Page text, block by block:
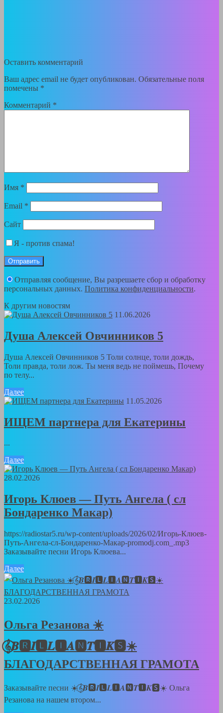
Оставить комментарий
Ваш адрес email не будет опубликован. Обязательные поля
помечены *
Комментарий *
Имя *
Email *
Сайт
Я - против спама!
Отправляя сообщение, Вы разрешаете сбор и обработку
персональных данных. Политика конфиденциальности.
К другим новостям
11.06.2026
Душа Алексей Овчинников 5
Душа Алексей Овчинников 5 Толи солнце, толи дождь,
Толи правда, толи лож. Ты меня ведь не поймешь, Почему
по телу...
Далее
11.05.2026
ИЩЕМ партнера для Екатерины
...
Далее
28.02.2026
Игорь Клюев — Путь Ангела ( сл
Бондаренко Макар)
https://radiostar5.ru/wp-content/uploads/2026/02/Игорь-Клюев-
Путь-Ангела-сл-Бондаренко-Макар-promodj.com_.mp3
Заказывайте песни Игорь Клюева...
Далее
23.02.2026
Ольга Резанова ☀️
𝄞⃝𝑩🆁𝑰🅻𝑳🅸𝑨🅽𝑻🅸𝑲🆂☀️
БЛАГОДАРСТВЕННАЯ ГРАМОТА
Заказывайте песни ☀️𝄞⃝𝑩🆁𝑰🅻𝑳🅸𝑨🅽𝑻🅸𝑲🆂☀️ Ольга
Резанова на нашем втором...